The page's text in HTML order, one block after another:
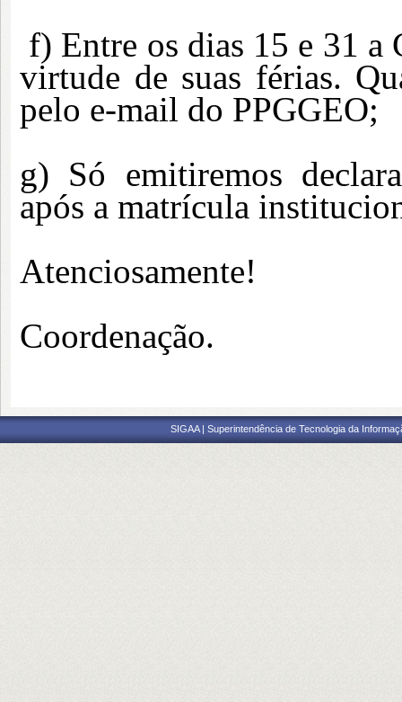
f) Entre os dias 15 e 31 a
virtude de suas férias.
pelo e-mail do PPGGEO;
g) Só emitiremos
após a matrícula
Atenciosamente!
Coordenação.
SIGAA | Superintendência de Tecnologia da